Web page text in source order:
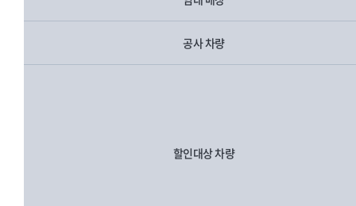
공사 차량
할인대상 차량